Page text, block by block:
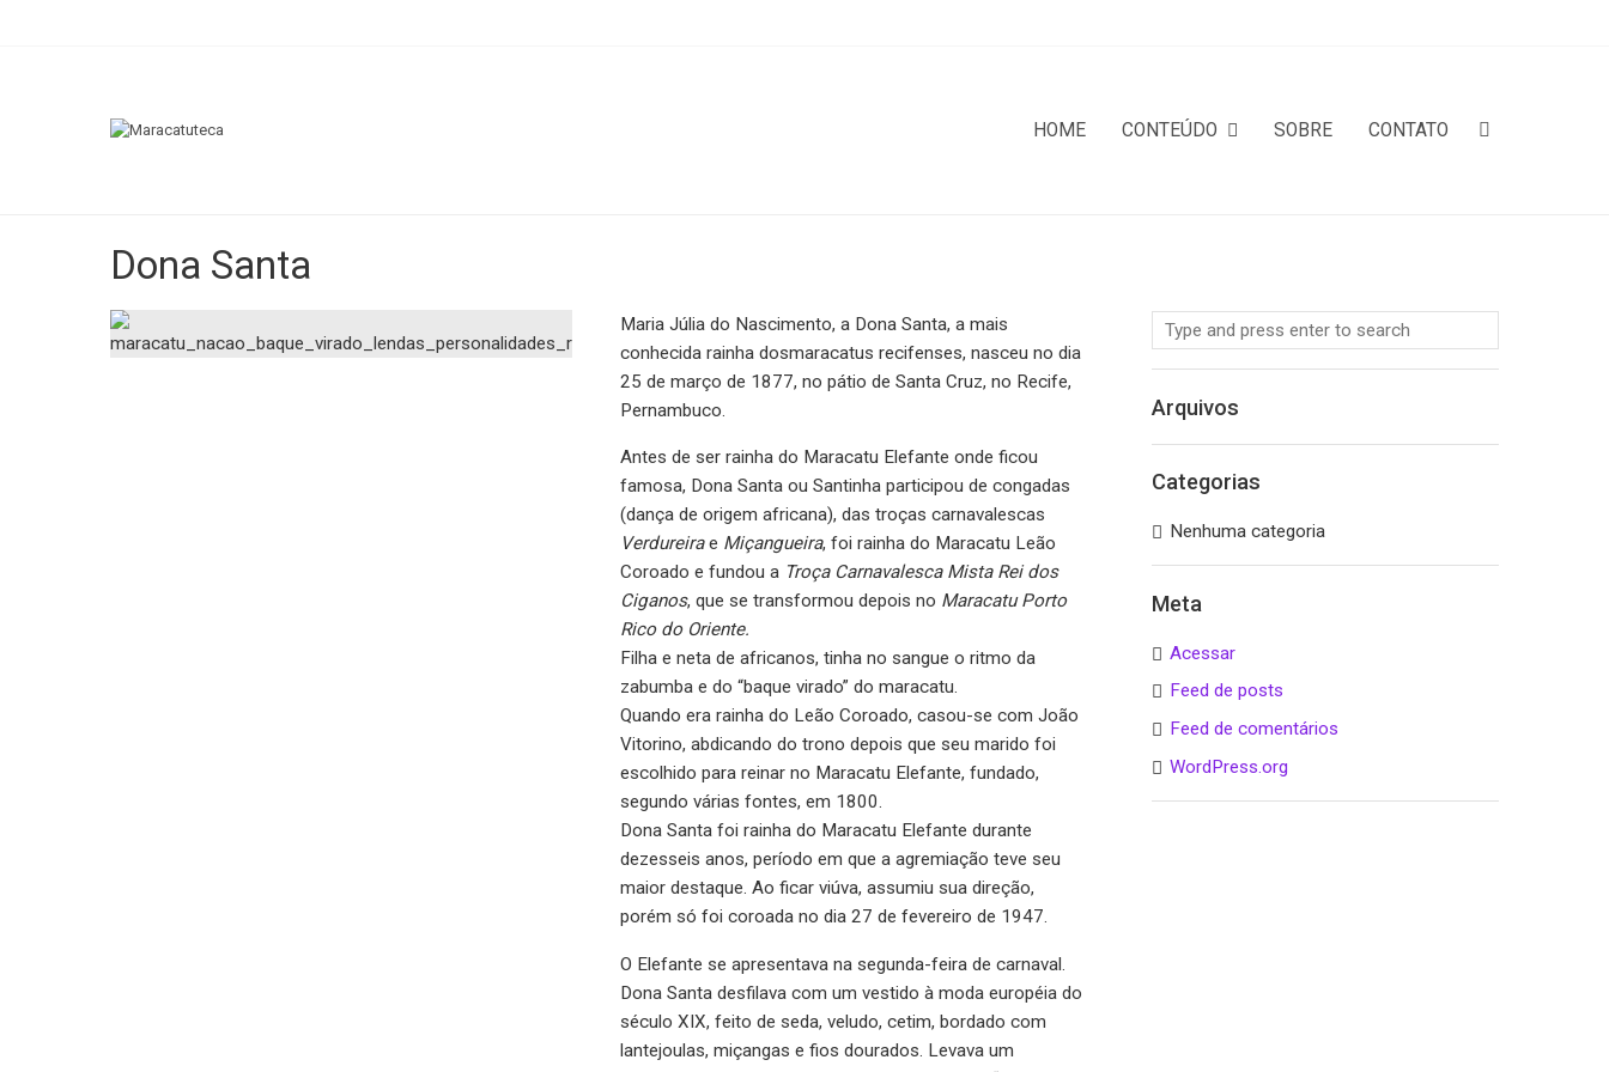
HOME CONTEÚDO SOBRE CONTATO
Dona Santa
Maria Júlia do Nascimento, a Dona Santa, a mais
conhecida rainha dosmaracatus recifenses, nasceu no dia
25 de março de 1877, no pátio de Santa Cruz, no Recife,
Pernambuco.
Antes de ser rainha do Maracatu Elefante onde ficou
famosa, Dona Santa ou Santinha participou de congadas
(dança de origem africana), das troças carnavalescas
Verdureirae Miçangueira, foi rainha do Maracatu Leão
Coroado e fundou a Troça Carnavalesca Mista Rei dos
Ciganos, que se transformou depois no Maracatu Porto
Rico do Oriente.
Filha e neta de africanos, tinha no sangue o ritmo da
zabumba e do “baque virado” do maracatu.
Quando era rainha do Leão Coroado, casou-se com João
Vitorino, abdicando do trono depois que seu marido foi
escolhido para reinar no Maracatu Elefante, fundado,
segundo várias fontes, em 1800.
Dona Santa foi rainha do Maracatu Elefante durante
dezesseis anos, período em que a agremiação teve seu
maior destaque. Ao ficar viúva, assumiu sua direção,
porém só foi coroada no dia 27 de fevereiro de 1947.
O Elefante se apresentava na segunda-feira de carnaval.
Dona Santa desfilava com um vestido à moda européia do
século XIX, feito de seda, veludo, cetim, bordado com
lantejoulas, miçangas e fios dourados. Levava um
Arquivos
Categorias
Nenhuma categoria
Meta
Acessar
Feed de posts
Feed de comentários
WordPress.org